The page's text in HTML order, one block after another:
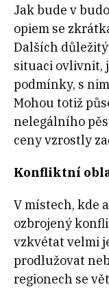
Jak bude v
opiem se
Dalších
situaci ovlivnit,
podmínky, s
Mohou totiž
nelegálního
ceny vzrostly
Konfliktní
V místech, kde
ozbrojený
vzkvétat velmi
prodlužovat
regionech se